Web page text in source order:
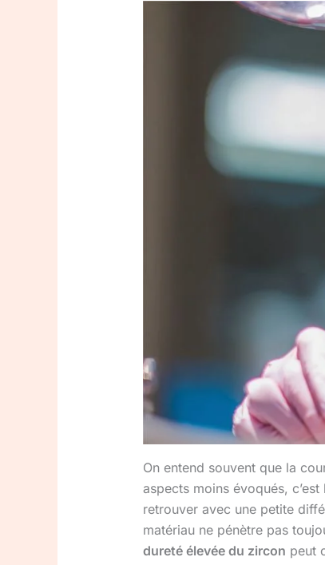
On entend souvent que la
aspects moins évoqués,
retrouver avec une petite
matériau ne pénètre pas
dureté élevée du zircon peut